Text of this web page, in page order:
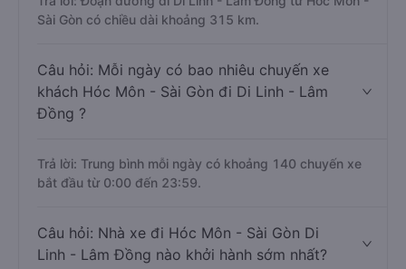
Sài Gòn có chiều dài khoảng 315 km.
Câu hỏi: Mỗi ngày có bao nhiêu chuyến xe
khách Hóc Môn - Sài Gòn đi Di Linh - Lâm
Đồng ?
Trả lời: Trung bình mỗi ngày có khoảng 140 chuyến xe
bắt đầu từ 0:00 đến 23:59.
Câu hỏi: Nhà xe đi Hóc Môn - Sài Gòn Di
Linh - Lâm Đồng nào khởi hành sớm nhất?